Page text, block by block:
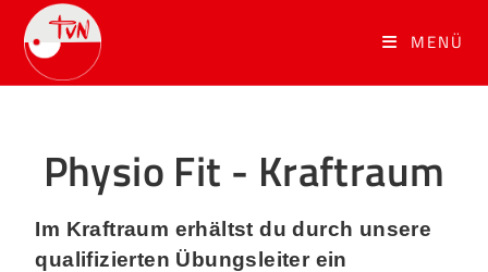
MENÜ
Physio Fit - Kraftraum
Im Kraftraum erhältst du durch unsere
qualifizierten Übungsleiter ein